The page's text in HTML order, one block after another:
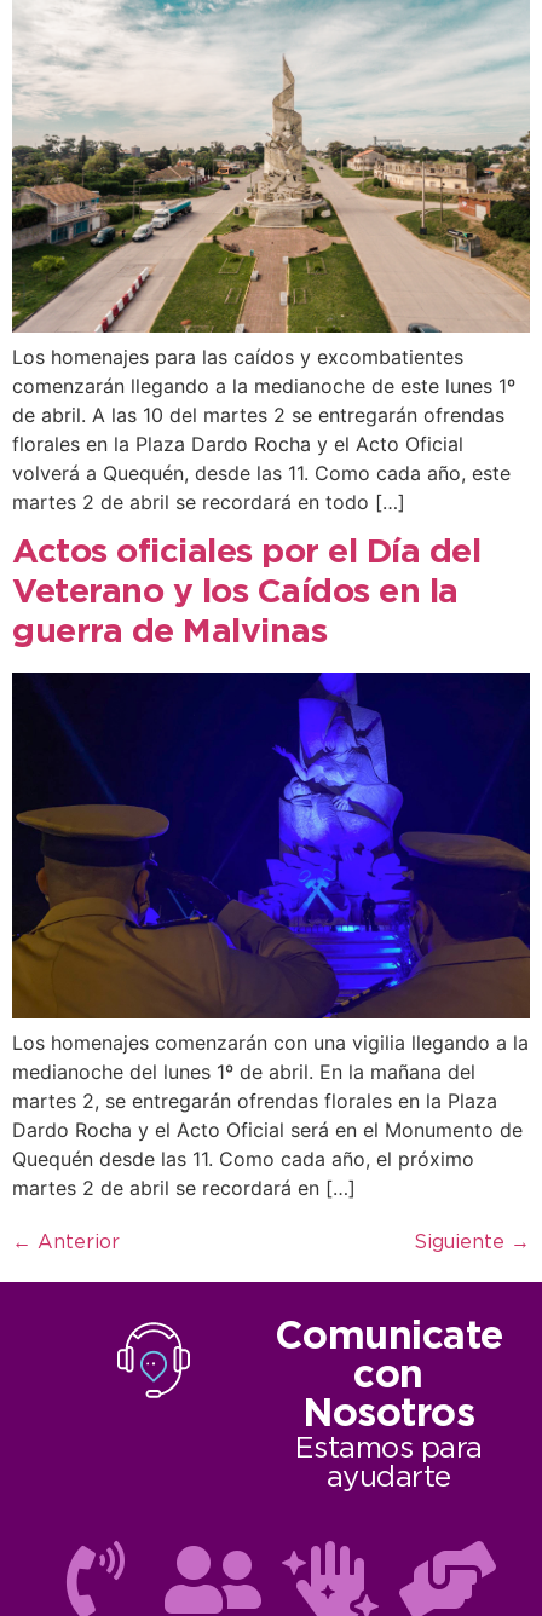
Los homenajes para las caídos y excombatientes
comenzarán llegando a la medianoche de este lunes 1º
de abril. A las 10 del martes 2 se entregarán ofrendas
florales en la Plaza Dardo Rocha y el Acto Oficial
volverá a Quequén, desde las 11. Como cada año, este
martes 2 de abril se recordará en todo […]
Actos oficiales por el Día del
Veterano y los Caídos en la
guerra de Malvinas
Los homenajes comenzarán con una vigilia llegando a la
medianoche del lunes 1º de abril. En la mañana del
martes 2, se entregarán ofrendas florales en la Plaza
Dardo Rocha y el Acto Oficial será en el Monumento de
Quequén desde las 11. Como cada año, el próximo
martes 2 de abril se recordará en […]
← Anterior Siguiente →
Comunicate
con
Nosotros
Estamos para
ayudarte